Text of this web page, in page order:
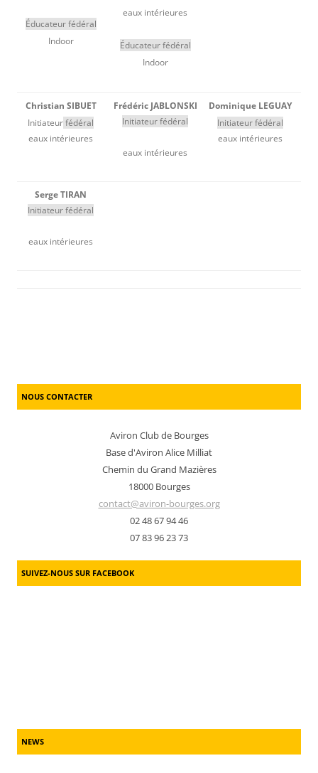
Éducateur fédéral
Indoor
eaux intérieures
Éducateur fédéral
Indoor
Christian SIBUET
Initiateurfédéral
eaux intérieures
Frédéric JABLONSKI
Initiateurfédéral
eaux intérieures
Dominique LEGUAY
Initiateur fédéral
eaux intérieures
Serge TIRAN
Initiateurfédéral
eaux intérieures
NOUS CONTACTER
Aviron Club de Bourges
Base d'Aviron Alice Milliat
Chemin du Grand Mazières
18000 Bourges
contact@aviron-bourges.org
02 48 67 94 46
07 83 96 23 73
SUIVEZ-NOUS SUR FACEBOOK
NEWS